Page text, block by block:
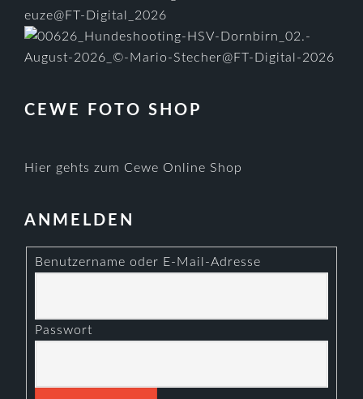
CEWE FOTO SHOP
Hier gehts zum Cewe Online Shop
ANMELDEN
Benutzername oder E-Mail-Adresse
Passwort